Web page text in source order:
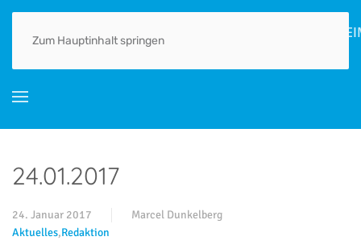
Zum Hauptinhalt springen
HOME AKTUELLES ORTSGESCHICHTE(N) GEWERBE
24.01.2017
24. Januar 2017
Marcel Dunkelberg
Aktuelles,Redaktion